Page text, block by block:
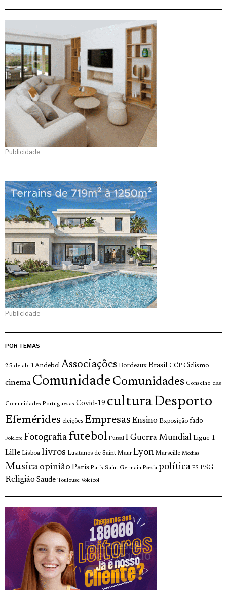
Publicidade
Publicidade
POR TEMAS
25 de abril Andebol Associações Bordeaux Brasil CCP Ciclismo
cinema Comunidade Comunidades Conselho das
Comunidades Portuguesas Covid-19 culturaDesporto
Efemérides eleições Empresas Ensino Exposição fado
Folclore Fotografia futebol Futsal I Guerra Mundial Ligue 1
Lille Lisboa livros Lusitanos de Saint Maur Lyon Marseille Medias
Musica opinião Paris Paris Saint Germain Poesia política PS PSG
Religião Saude Toulouse Voleibol